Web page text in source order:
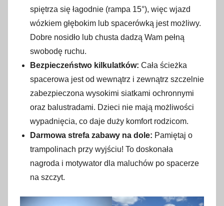
spiętrza się łagodnie (rampa 15°), więc wjazd
wózkiem głębokim lub spacerówką jest możliwy.
Dobre nosidło lub chusta dadzą Wam pełną
swobodę ruchu.
Bezpieczeństwo kilkulatków: Cała ścieżka
spacerowa jest od wewnątrz i zewnątrz szczelnie
zabezpieczona wysokimi siatkami ochronnymi
oraz balustradami. Dzieci nie mają możliwości
wypadnięcia, co daje duży komfort rodzicom.
Darmowa strefa zabawy na dole: Pamiętaj o
trampolinach przy wyjściu! To doskonała
nagroda i motywator dla maluchów po spacerze
na szczyt.